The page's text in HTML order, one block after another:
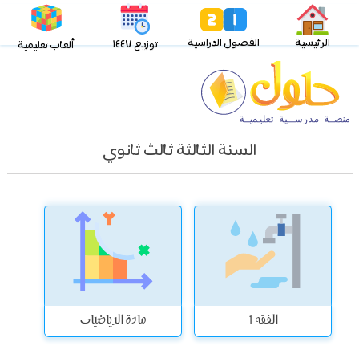
الرئيسية الفصول الدراسية توزيع ١٤٤٧ ألعاب تعليمية
السنة الثالثة ثالث ثانوي
الفقه 1 مادة الرياضيات